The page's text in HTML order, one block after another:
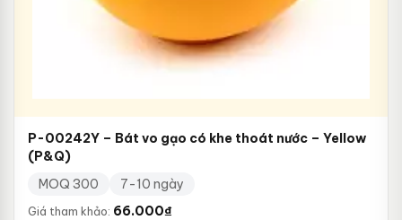
P-00242Y – Bát vo gạo có khe thoát nước – Yellow
(P&Q)
MOQ 300
7-10 ngày
Giá tham khảo: 66.000₫